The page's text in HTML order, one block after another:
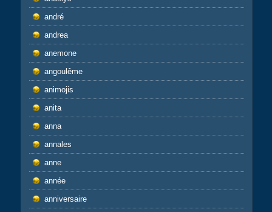
andré
andrea
anemone
angoulême
animojis
anita
anna
annales
anne
année
anniversaire